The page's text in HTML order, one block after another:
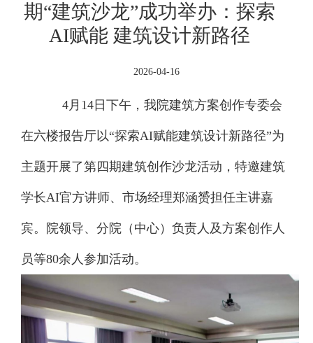
期“建筑沙龙”成功举办：探索
AI赋能 建筑设计新路径
2026-04-16
4月14日下午，我院建筑方案创作专委会
在六楼报告厅以“探索AI赋能建筑设计新路径”为
主题开展了第四期建筑创作沙龙活动，特邀建筑
学长AI官方讲师、市场经理郑涵赟担任主讲嘉
宾。院领导、分院（中心）负责人及方案创作人
员等80余人参加活动。